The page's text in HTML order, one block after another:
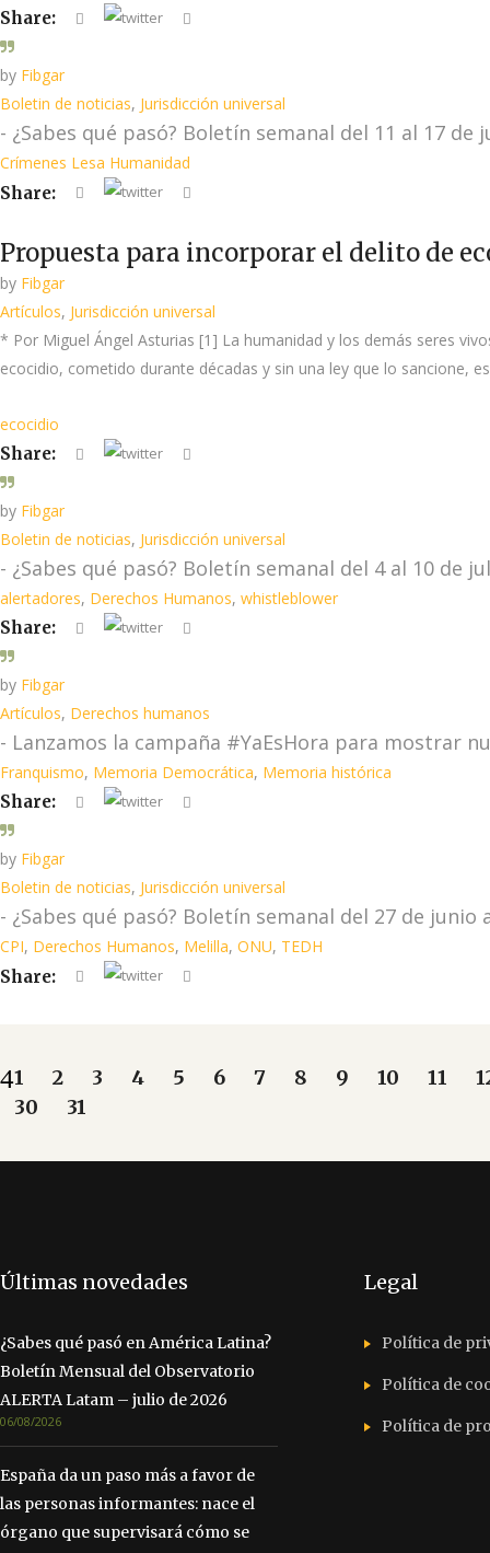
Share:
by Fibgar
Boletin de noticias, Jurisdicción universal
- ¿Sabes qué pasó? Boletín semanal del 11 al 17 de
Crímenes Lesa Humanidad
Share:
Propuesta para incorporar el delito de
by Fibgar
Artículos, Jurisdicción universal
* Por Miguel Ángel Asturias [1] La humanidad y los demás seres
ecocidio, cometido durante décadas y sin una ley que lo sancione,
ecocidio
Share:
by Fibgar
Boletin de noticias, Jurisdicción universal
- ¿Sabes qué pasó? Boletín semanal del 4 al 10 de
alertadores, Derechos Humanos, whistleblower
Share:
by Fibgar
Artículos, Derechos humanos
- Lanzamos la campaña #YaEsHora para mostrar
Franquismo, Memoria Democrática, Memoria histórica
Share:
by Fibgar
Boletin de noticias, Jurisdicción universal
- ¿Sabes qué pasó? Boletín semanal del 27 de junio
CPI, Derechos Humanos, Melilla, ONU, TEDH
Share:
1 2 3 4 5 6 7 8 9 10 11
30
31
Últimas novedades
¿Sabes qué pasó en América Latina?
Boletín Mensual del Observatorio
ALERTA Latam – julio de 2026
06/08/2026
España da un paso más a favor de
las personas informantes: nace el
órgano que supervisará cómo se
Legal
Política de
Política de
Política de